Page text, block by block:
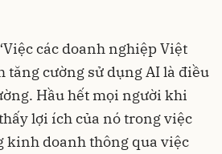
các doanh nghiệp Việt
tăng cường sử dụng AI là điều
Hầu hết mọi người khi
lợi ích của nó trong việc
kinh doanh thông qua việc